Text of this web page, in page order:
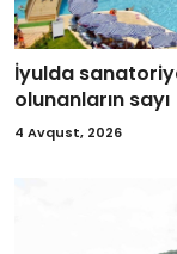
İyulda
olunanların sayı
4 Avqust, 2026